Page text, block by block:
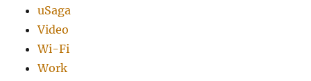
uSaga
Video
Wi-Fi
Work